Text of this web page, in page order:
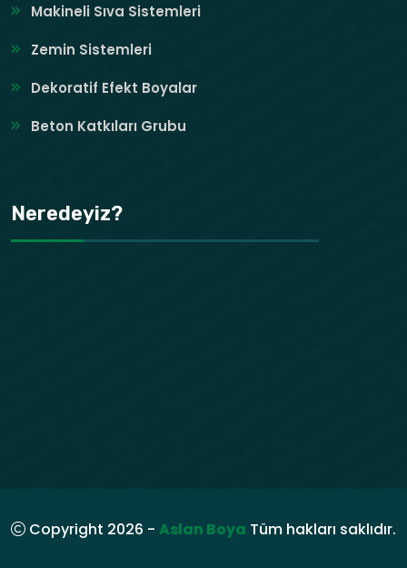
Makineli Sıva Sistemleri
Zemin Sistemleri
Dekoratif Efekt Boyalar
Beton Katkıları Grubu
Neredeyiz?
Copyright 2026 - Aslan Boya Tüm hakları saklıdır.